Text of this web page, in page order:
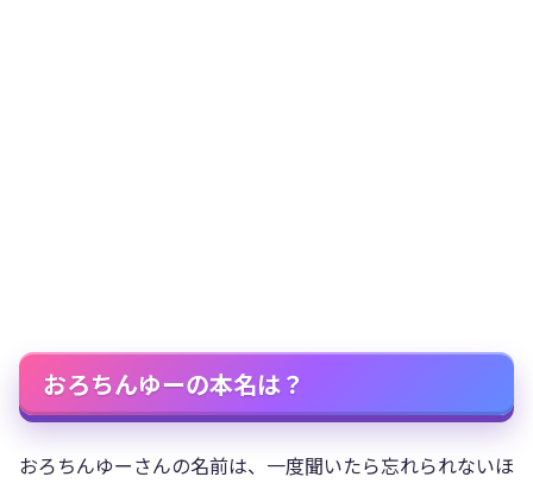
おろちんゆーの本名は？
おろちんゆーさんの名前は、一度聞いたら忘れられないほ